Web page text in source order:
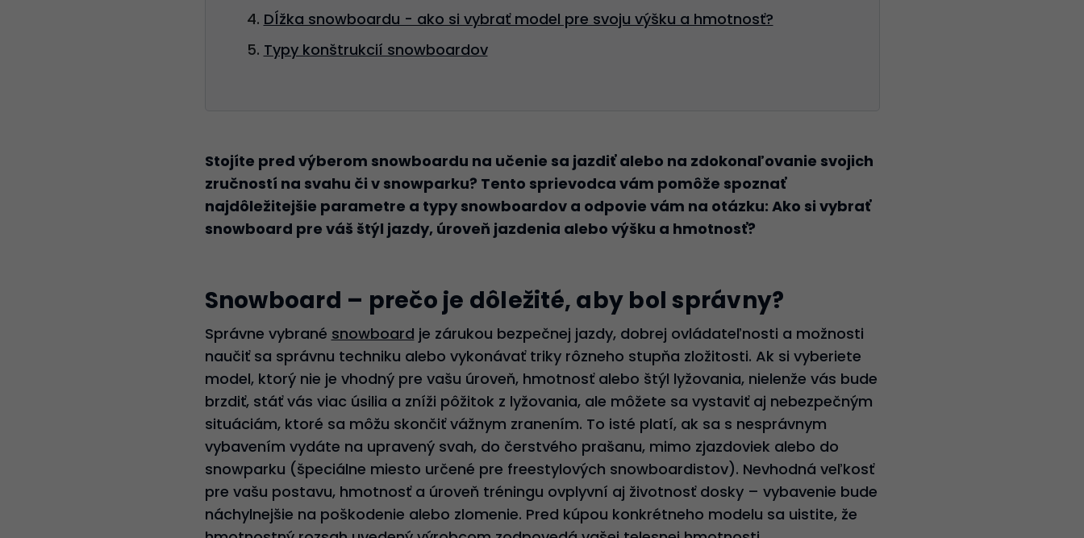
Dĺžka snowboardu - ako si vybrať model pre svoju výšku a hmotnosť?
Typy konštrukcií snowboardov
Stojíte pred výberom snowboardu na učenie sa jazdiť alebo na zdokonaľovanie svojich
zručností na svahu či v snowparku? Tento sprievodca vám pomôže spoznať
najdôležitejšie parametre a typy snowboardov a odpovie vám na otázku: Ako si vybrať
snowboard pre váš štýl jazdy, úroveň jazdenia alebo výšku a hmotnosť?
Snowboard – prečo je dôležité, aby bol správny?
Správne vybrané snowboard je zárukou bezpečnej jazdy, dobrej ovládateľnosti a možnosti
naučiť sa správnu techniku alebo vykonávať triky rôzneho stupňa zložitosti. Ak si vyberiete
model, ktorý nie je vhodný pre vašu úroveň, hmotnosť alebo štýl lyžovania, nielenže vás bude
brzdiť, stáť vás viac úsilia a zníži pôžitok z lyžovania, ale môžete sa vystaviť aj nebezpečným
situáciám, ktoré sa môžu skončiť vážnym zranením. To isté platí, ak sa s nesprávnym
vybavením vydáte na upravený svah, do čerstvého prašanu, mimo zjazdoviek alebo do
snowparku (špeciálne miesto určené pre freestylových snowboardistov). Nevhodná veľkosť
pre vašu postavu, hmotnosť a úroveň tréningu ovplyvní aj životnosť dosky – vybavenie bude
náchylnejšie na poškodenie alebo zlomenie. Pred kúpou konkrétneho modelu sa uistite, že